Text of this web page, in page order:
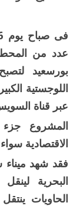
عدد من
بورسعيد
اللوجستية
عبر قناة
المشروع جزء
الاقتصادية
فقد شهد
البحرية
الحاويات